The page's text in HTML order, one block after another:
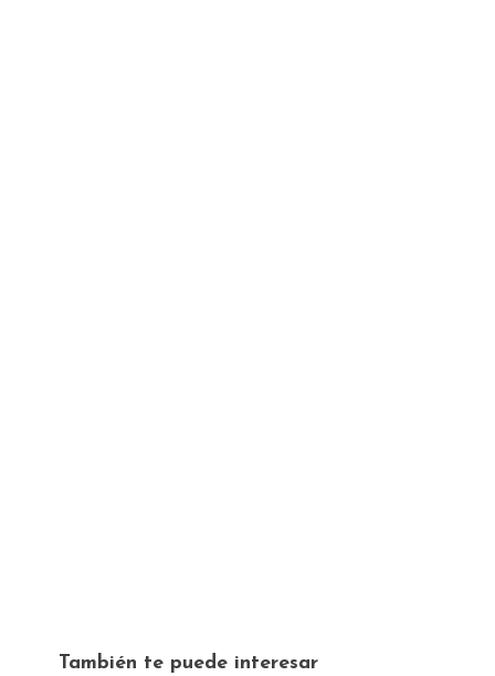
También te puede interesar